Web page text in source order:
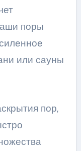
поры
или сауны
пор,